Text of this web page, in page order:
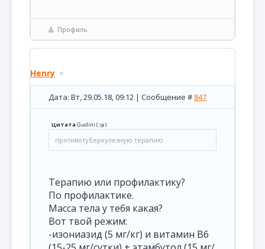
Профиль
Henry
Дата: Вт, 29.05.18, 09:12 | Сообщение # 847
ЦитатаGudini ( )
противотуберкулезную терапию
Терапию или профилактику?
По профилактике.
Масса тела у тебя какая?
Вот твой режим:
-изониазид (5 мг/кг) и витамин В6